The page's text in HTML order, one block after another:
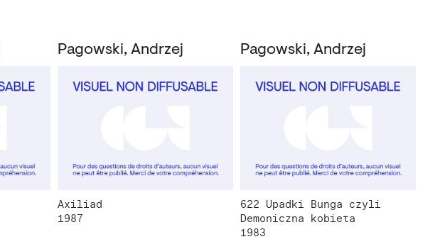
Pagowski, Andrzej
Axiliad
1987
Pagowski, Andrzej
622 Upadki Bunga czyli
Demoniczna kobieta
1983